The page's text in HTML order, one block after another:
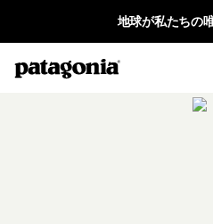
地球が私たちの